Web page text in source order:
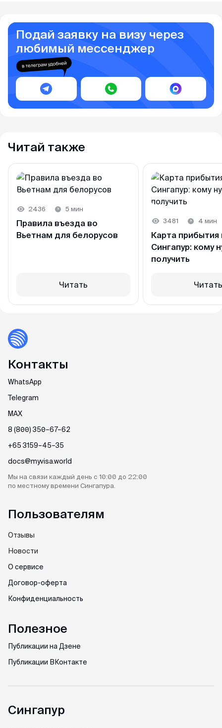
Подай заявку на визу через
любимый мессенджер
Читай также
2436 5 мин
Правила въезда во
Вьетнам для белорусов
Читать
3481 4 мин
Карта прибытия
Сингапур: кому
получить
Читать
Контакты
WhatsApp
Telegram
MAX
8 (800) 350–67–62
+65 3159–45–35
docs@myvisa.world
Мы на связи каждый день с 10:00 до 22:00
по местному времени Сингапура.
Пользователям
Отзывы
Новости
О сервисе
Договор-оферта
Конфиденциальность
Полезное
Публикации на Дзене
Публикации ВКонтакте
Сингапур